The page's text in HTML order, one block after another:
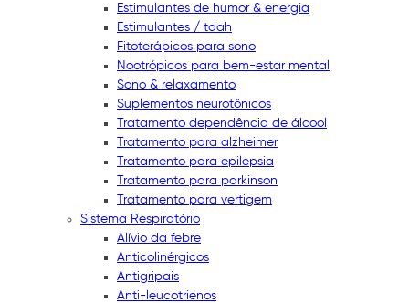
Estimulantes de humor & energia
Estimulantes / tdah
Fitoterápicos para sono
Nootrópicos para bem-estar mental
Sono & relaxamento
Suplementos neurotônicos
Tratamento dependência de álcool
Tratamento para alzheimer
Tratamento para epilepsia
Tratamento para parkinson
Tratamento para vertigem
Sistema Respiratório
Alívio da febre
Anticolinérgicos
Antigripais
Anti-leucotrienos